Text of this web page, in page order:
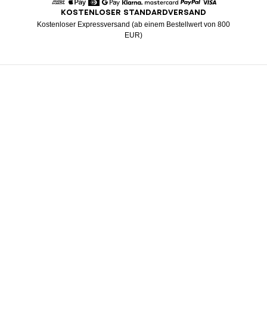
American Express
Apple Pay
DinersGoogle Pay
Klarna MastercardPaypal
KOSTENLOSER STANDARDVERSAND
Kostenloser Expressversand (ab einem Bestellwert von 800
EUR)